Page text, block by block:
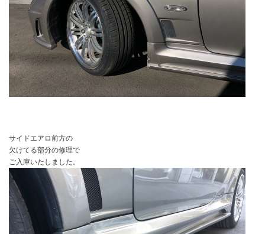
サイドエアロ前方の
欠けてる部分の修理で
ご入庫いたしました。